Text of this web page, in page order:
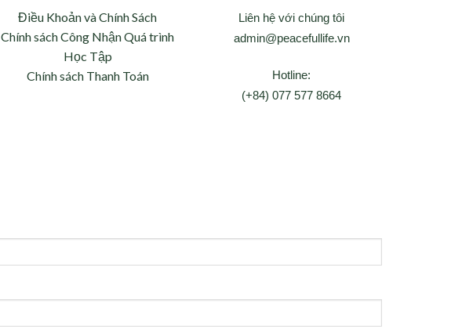
Điều Khoản và Chính Sách
Chính sách Công Nhận Quá trình
Học Tập
Chính sách Thanh Toán
Liên hệ với chúng tôi
admin@peacefullife.vn
Hotline:
(+84) 077 577 8664